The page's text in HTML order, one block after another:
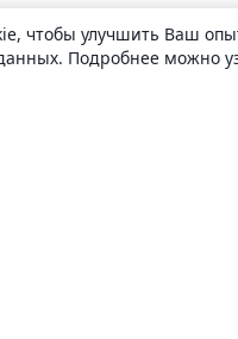
чтобы улучшить Ваш
Подробнее можно